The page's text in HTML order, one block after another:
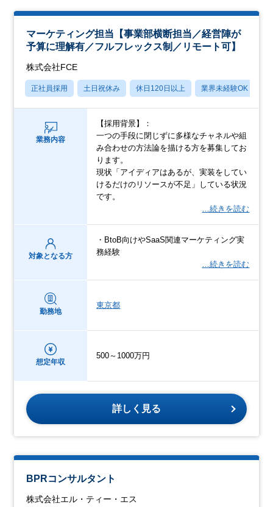
マーケティング担当【事業部横断担当／経営陣が
予算に理解有／フルフレックス制／リモート可】
株式会社FCE
正社員採用 土日祝休み 休日120日以上 業界未経験OK
業務内容
【採用背景】：
一つの手段に閉じずに多様なチャネルや組
み合わせの方法論を描ける方を募集してお
ります。
現状「アイディアはあるが、実装をしてい
けるだけのリソースが不足」している状況
です。
…続きを読む
対象となる方
・BtoB向けやSaaS関連マーケティング実
務経験
…続きを読む
勤務地
東京都
想定年収
500～1000万円
詳しく見る
BPRコンサルタント
株式会社エル・ティー・エス